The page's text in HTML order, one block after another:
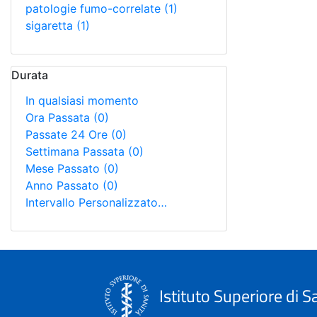
patologie fumo-correlate (1)
sigaretta (1)
Durata
In qualsiasi momento
Ora Passata (0)
Passate 24 Ore (0)
Settimana Passata (0)
Mese Passato (0)
Anno Passato (0)
Intervallo Personalizzato…
Istituto Superiore di